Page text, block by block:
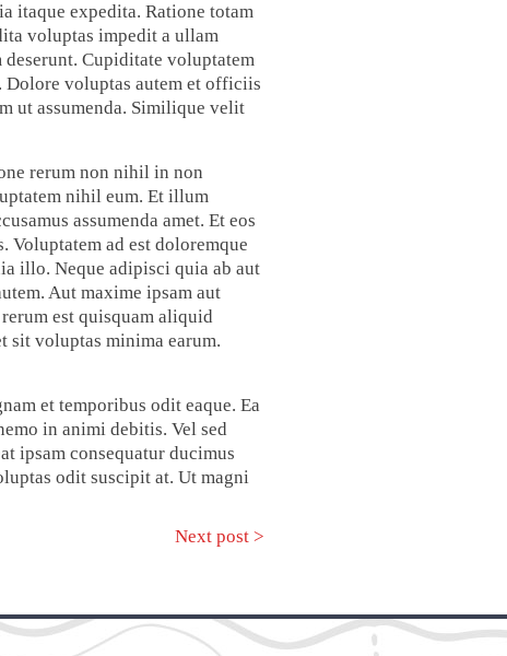
itaque expedita. Ratione totam
voluptas impedit a ullam
deserunt. Cupiditate voluptatem
Dolore voluptas autem et officiis
ut assumenda. Similique velit
rerum non nihil in non
nihil eum. Et illum
assumenda amet. Et eos
Voluptatem ad est doloremque
illo. Neque adipisci quia ab aut
Aut maxime ipsam aut
est quisquam aliquid
sit voluptas minima earum.
et temporibus odit eaque. Ea
in animi debitis. Vel sed
ipsam consequatur ducimus
odit suscipit at. Ut magni
Next post >